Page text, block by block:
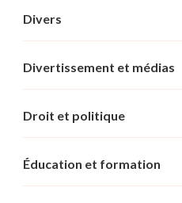
Divers
Divertissement et médias
Droit et politique
Éducation et formation